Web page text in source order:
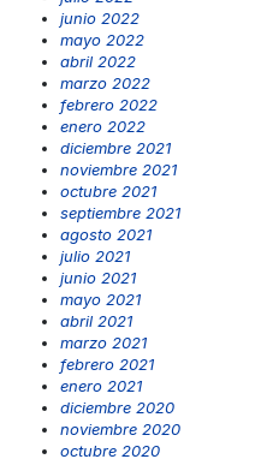
junio 2022
mayo 2022
abril 2022
marzo 2022
febrero 2022
enero 2022
diciembre 2021
noviembre 2021
octubre 2021
septiembre 2021
agosto 2021
julio 2021
junio 2021
mayo 2021
abril 2021
marzo 2021
febrero 2021
enero 2021
diciembre 2020
noviembre 2020
octubre 2020